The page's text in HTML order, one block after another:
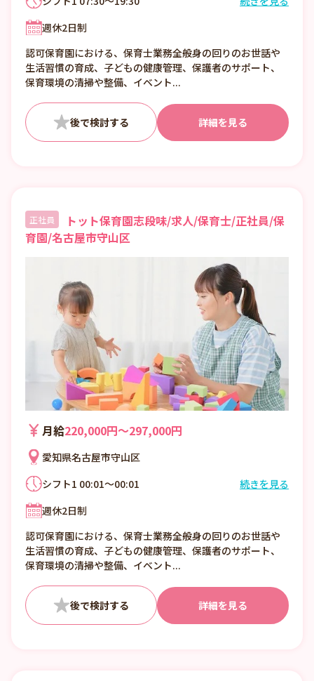
1ヶ月単位の変形労働時間制、基本は実働8時
1日の実働3～10時間、実働に合わせて休憩
時間をとっていただいています
週休2日制
認可保育園における、保育士業務全般身の回りのお世話や
生活習慣の育成、子どもの健康管理、保護者のサポート、
保育環境の清掃や整備、イベント...
詳細を見る
正社員
トット保育園志段味/求人/保育士/正社員/保
育園/名古屋市守山区
月給220,000円〜297,000円
愛知県名古屋市守山区
シフト1 00:01～00:01
7：15 ～ 19：45 内で、実働 8h・休憩 1h
続きを見る
週休2日制
認可保育園における、保育士業務全般身の回りのお世話や
生活習慣の育成、子どもの健康管理、保護者のサポート、
保育環境の清掃や整備、イベント...
詳細を見る